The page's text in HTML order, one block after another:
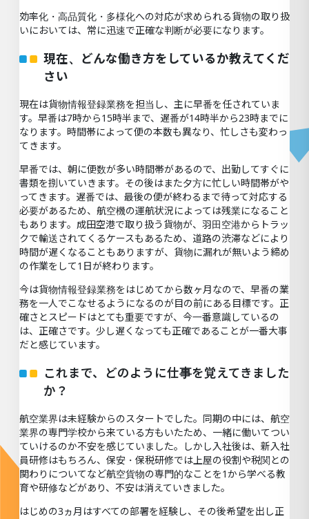
効率化・高品質化・多様化への対応が求められる貨物の取り扱
いにおいては、常に迅速で正確な判断が必要になります。
現在、どんな働き方をしているか教えてくだ
さい
現在は貨物情報登録業務を担当し、主に早番を任されていま
す。早番は7時から15時半まで、遅番が14時半から23時までに
なります。時間帯によって便の本数も異なり、忙しさも変わっ
てきます。
早番では、朝に便数が多い時間帯があるので、出勤してすぐに
書類を捌いていきます。その後はまた夕方に忙しい時間帯がや
ってきます。遅番では、最後の便が終わるまで待って対応する
必要があるため、航空機の運航状況によっては残業になること
もあります。成田空港で取り扱う貨物が、羽田空港からトラッ
クで輸送されてくるケースもあるため、道路の渋滞などにより
時間が遅くなることもありますが、貨物に漏れが無いよう締め
の作業をして1日が終わります。
今は貨物情報登録業務をはじめてから数ヶ月なので、早番の業
務を一人でこなせるようになるのが目の前にある目標です。正
確さとスピードはとても重要ですが、今一番意識しているの
は、正確さです。少し遅くなっても正確であることが一番大事
だと感じています。
これまで、どのように仕事を覚えてきました
か？
航空業界は未経験からのスタートでした。同期の中には、航空
業界の専門学校から来ている方もいたため、一緒に働いてつい
ていけるのか不安を感じていました。しかし入社後は、新入社
員研修はもちろん、保安・保税研修では上屋の役割や税関との
関わりについてなど航空貨物の専門的なことを1から学べる教
育や研修などがあり、不安は消えていきました。
はじめの3ヵ月はすべての部署を経験し、その後希望を出し正